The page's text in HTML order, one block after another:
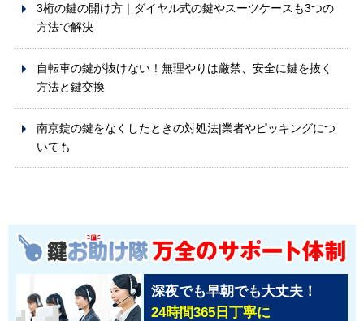
3桁の鍵の開け方｜ダイヤル式の鍵やスーツケースも3つの
方法で解決
自転車の鍵が抜けない！無理やりは厳禁、安全に鍵を抜く
方法と鍵交換
南京錠の鍵をなくしたときの対処法|業者やピッキングにつ
いても
深夜でも早朝でも大丈夫！
24時間365日丁寧に